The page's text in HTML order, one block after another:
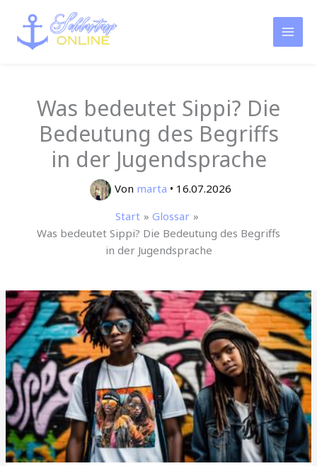
Inhalt
springen
Was bedeutet Sippi? Die
Bedeutung des Begriffs
in der Jugendsprache
Von marta • 16.07.2026
Start
Glossar
Was bedeutet Sippi? Die Bedeutung des Begriffs
in der Jugendsprache